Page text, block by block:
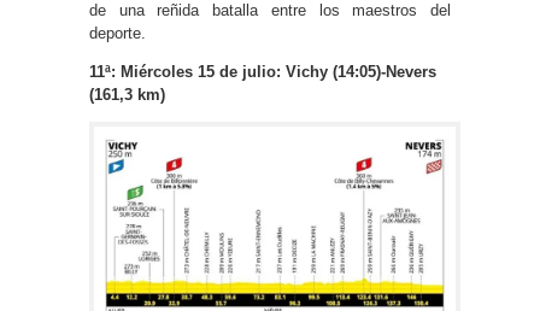
de una reñida batalla entre los maestros del
deporte.
11ª: Miércoles 15 de julio: Vichy (14:05)-Nevers
(161,3 km)